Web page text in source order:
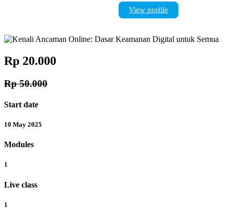
View profile
Rp 20.000
Rp 50.000
Start date
10 May 2025
Modules
1
Live class
1